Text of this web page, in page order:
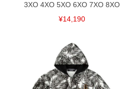
ざいます。また、お客様がご使用の環境（コ
めておりますが、もしあった場合速やかにご
さい。
3XO 4XO 5XO 6XO 7XO 8XO
¥14,190